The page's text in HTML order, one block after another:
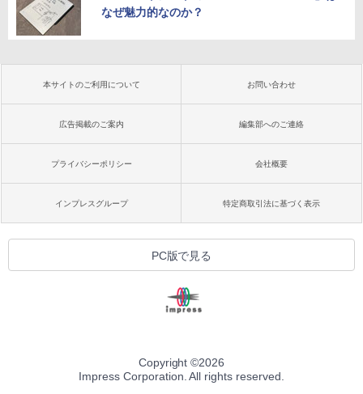
なぜ魅力的なのか？
本サイトのご利用について お問い合わせ
広告掲載のご案内 編集部へのご連絡
プライバシーポリシー 会社概要
インプレスグループ 特定商取引法に基づく表示
PC版で見る
Copyright ©2026
Impress Corporation. All rights reserved.